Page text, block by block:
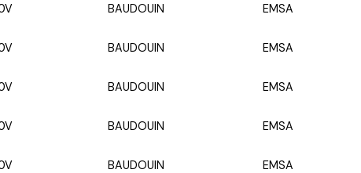
BAUDOUIN EMSA
BAUDOUIN EMSA
BAUDOUIN EMSA
BAUDOUIN EMSA
BAUDOUIN EMSA